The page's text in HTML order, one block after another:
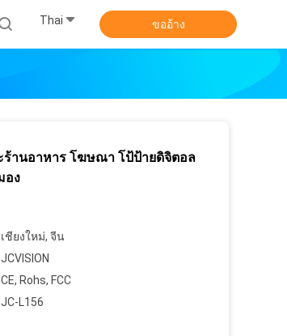
Thai ขออ้าง
ร้านอาหาร โฆษณา โป้ป้ายดิจิตอล
อง
เชียงใหม่, จีน
JCVISION
CE, Rohs, FCC
JC-L156